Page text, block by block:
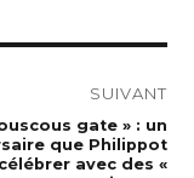
SUIVANT
:
gate » : un
que Philippot
avec des «